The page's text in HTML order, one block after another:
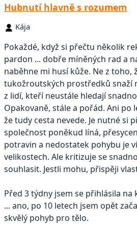
Hubnutí hlavně s rozumem
Kája
Pokaždé, když si přečtu několik
pardon ... dobře míněných rad a
naběhne mi husí kůže. Ne z toho,
tukožroutských prostředků snaží
z lidí, kteří neustále hledají
Opakovaně, stále a pořád. Ani po
že tudy cesta nevede. Je nutné si
společnost poněkud líná,
potravin a nedostatek pohybu je
velikostech. Ale kritizuje se
souhlasit. Jestli mohu, přispěji
Před 3 týdny jsem se přihlásila
... ano, po 10 letech jsem opět
skvělý pohyb pro tělo.